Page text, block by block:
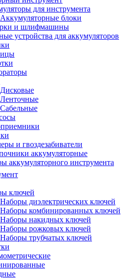
для инструмента
Аккумуляторные блоки
и шлифмашины
устройства для аккумуляторов
Дисковые
Ленточные
Сабельные
и гвоздезабиватели
аккумуляторные
аккумуляторного инструмента
ключей
Наборы диэлектрических ключей
Наборы комбинированных ключей
Наборы накидных ключей
Наборы рожковых ключей
Наборы трубчатых ключей